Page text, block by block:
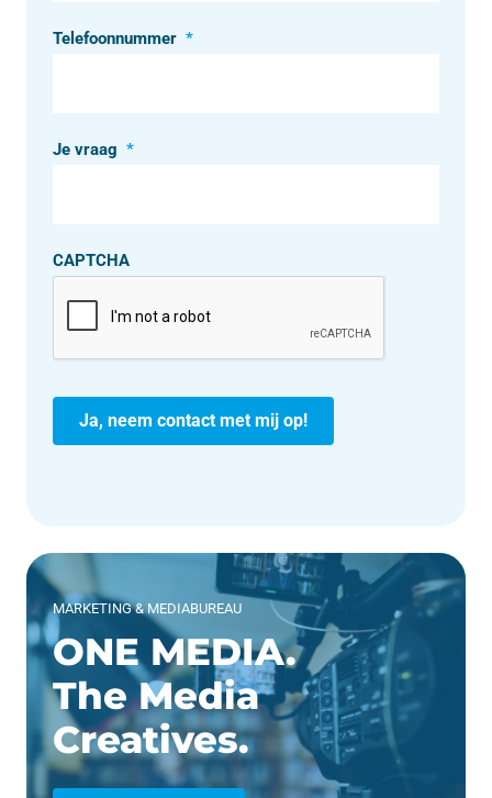
Telefoonnummer *
Je vraag *
CAPTCHA
MARKETING & MEDIABUREAU
ONE MEDIA.
The Media
Creatives.